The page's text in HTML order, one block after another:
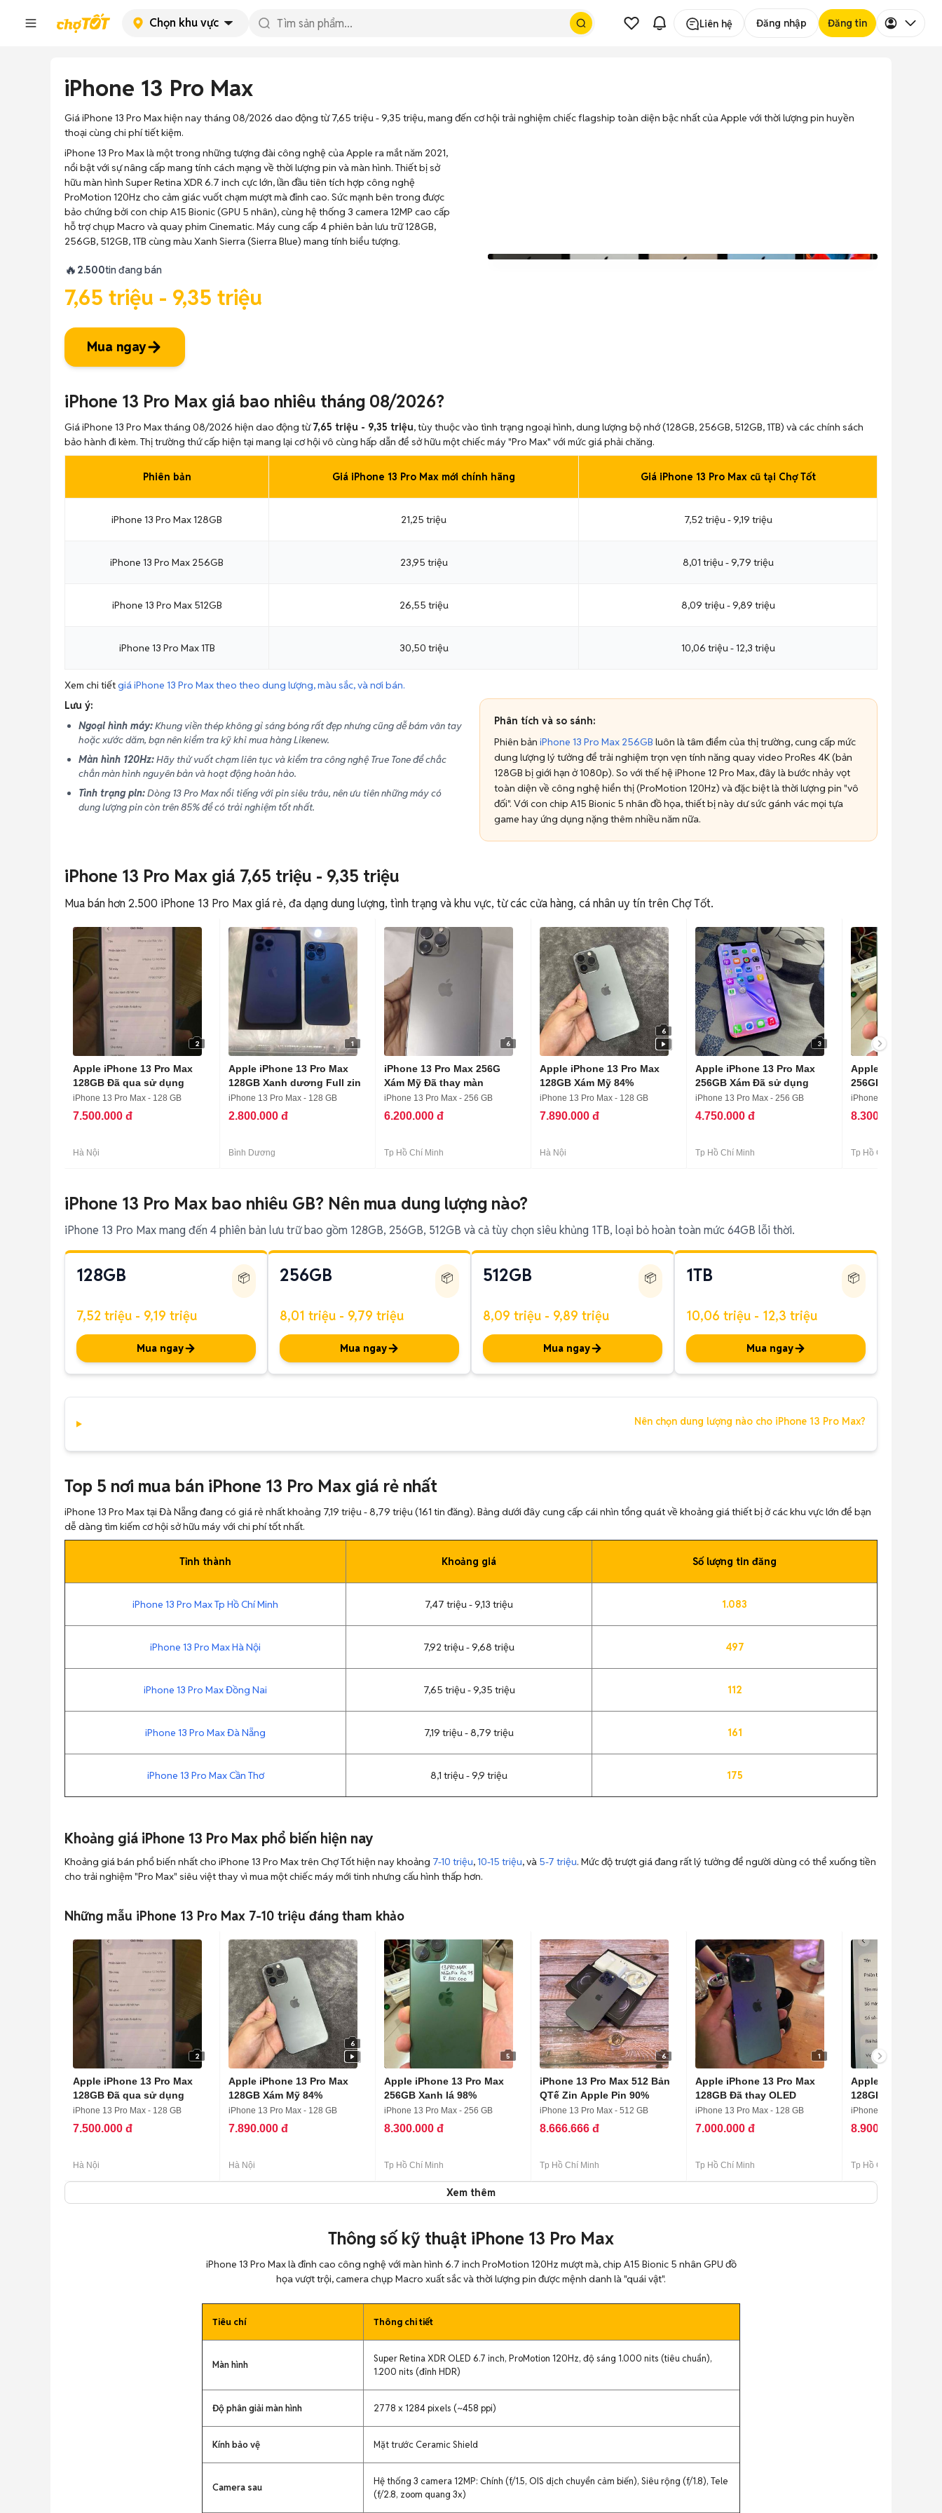
Chọn khu vực Liên hệ Đăng nhập Đăng tin
iPhone 13 Pro Max
Giá iPhone 13 Pro Max hiện nay tháng 08/2026 dao động từ 7,65 triệu - 9,35 triệu, mang đến cơ hội trải nghiệm chiếc flagship toàn diện bậc nhất của Apple với thời lượng pin huyền
thoại cùng chi phí tiết kiệm.
iPhone 13 Pro Max là một trong những tượng đài công nghệ của Apple ra mắt năm 2021,
nổi bật với sự nâng cấp mang tính cách mạng về thời lượng pin và màn hình. Thiết bị sở
hữu màn hình Super Retina XDR 6.7 inch cực lớn, lần đầu tiên tích hợp công nghệ
ProMotion 120Hz cho cảm giác vuốt chạm mượt mà đỉnh cao. Sức mạnh bên trong được
bảo chứng bởi con chip A15 Bionic (GPU 5 nhân), cùng hệ thống 3 camera 12MP cao cấp
hỗ trợ chụp Macro và quay phim Cinematic. Máy cung cấp 4 phiên bản lưu trữ 128GB,
256GB, 512GB, 1TB cùng màu Xanh Sierra (Sierra Blue) mang tính biểu tượng.
🔥 2.500tin đang bán
7,65 triệu - 9,35 triệu
Mua ngay
iPhone 13 Pro Max giá bao nhiêu tháng 08/2026?
Giá iPhone 13 Pro Max tháng 08/2026 hiện dao động từ7,65 triệu - 9,35 triệu, tùy thuộc vào tình trạng ngoại hình, dung lượng bộ nhớ (128GB, 256GB, 512GB, 1TB) và các chính sách
bảo hành đi kèm. Thị trường thứ cấp hiện tại mang lại cơ hội vô cùng hấp dẫn để sở hữu một chiếc máy "Pro Max" với mức giá phải chăng.
Phiên bản Giá iPhone 13 Pro Max mới chính hãng Giá iPhone 13 Pro Max cũ tại Chợ Tốt
iPhone 13 Pro Max 128GB 21,25 triệu 7,52 triệu - 9,19 triệu
iPhone 13 Pro Max 256GB 23,95 triệu 8,01 triệu - 9,79 triệu
iPhone 13 Pro Max 512GB 26,55 triệu 8,09 triệu - 9,89 triệu
iPhone 13 Pro Max 1TB 30,50 triệu 10,06 triệu - 12,3 triệu
Xem chi tiếtgiá iPhone 13 Pro Max theo theo dung lượng, màu sắc, và nơi bán.
Lưu ý:
Ngoại hình máy:Khung viền thép không gỉ sáng bóng rất đẹp nhưng cũng dễ bám vân tay
hoặc xước dăm, bạn nên kiểm tra kỹ khi mua hàng Likenew.
Màn hình 120Hz:Hãy thử vuốt chạm liên tục và kiểm tra công nghệ True Tone để chắc
chắn màn hình nguyên bản và hoạt động hoàn hảo.
Tình trạng pin:Dòng 13 Pro Max nổi tiếng với pin siêu trâu, nên ưu tiên những máy có
dung lượng pin còn trên 85% để có trải nghiệm tốt nhất.
Phân tích và so sánh:
Phiên bản iPhone 13 Pro Max 256GB luôn là tâm điểm của thị trường, cung cấp mức
dung lượng lý tưởng để trải nghiệm trọn vẹn tính năng quay video ProRes 4K (bản
128GB bị giới hạn ở 1080p). So với thế hệ iPhone 12 Pro Max, đây là bước nhảy vọt
toàn diện về công nghệ hiển thị (ProMotion 120Hz) và đặc biệt là thời lượng pin "vô
đối". Với con chip A15 Bionic 5 nhân đồ họa, thiết bị này dư sức gánh vác mọi tựa
game hay ứng dụng nặng thêm nhiều năm nữa.
iPhone 13 Pro Max giá 7,65 triệu - 9,35 triệu
Mua bán hơn 2.500 iPhone 13 Pro Max giá rẻ, đa dạng dung lượng, tình trạng và khu vực, từ các cửa hàng, cá nhân uy tín trên Chợ Tốt.
2
Apple iPhone 13 Pro Max
128GB Đã qua sử dụng
iPhone 13 Pro Max - 128 GB
7.500.000 đ
Hà Nội
1
Apple iPhone 13 Pro Max
128GB Xanh dương Full zin
iPhone 13 Pro Max - 128 GB
2.800.000 đ
Bình Dương
6
iPhone 13 Pro Max 256G
Xám Mỹ Đã thay màn
iPhone 13 Pro Max - 256 GB
6.200.000 đ
Tp Hồ Chí Minh
6
Apple iPhone 13 Pro Max
128GB Xám Mỹ 84%
iPhone 13 Pro Max - 128 GB
7.890.000 đ
Hà Nội
3
Apple iPhone 13 Pro Max
256GB Xám Đã sử dụng
iPhone 13 Pro Max - 256 GB
4.750.000 đ
Tp Hồ Chí Minh
Apple iPhone 13
256GB Xanh lá
iPhone 13 Pro Max -
8.300.000 đ
Tp Hồ Chí Minh
iPhone 13 Pro Max bao nhiêu GB? Nên mua dung lượng nào?
iPhone 13 Pro Max mang đến 4 phiên bản lưu trữ bao gồm 128GB, 256GB, 512GB và cả tùy chọn siêu khủng 1TB, loại bỏ hoàn toàn mức 64GB lỗi thời.
128GB 📦
7,52 triệu - 9,19 triệu
Mua ngay
256GB 📦
8,01 triệu - 9,79 triệu
Mua ngay
512GB 📦
8,09 triệu - 9,89 triệu
Mua ngay
1TB 📦
10,06 triệu - 12,3 triệu
Mua ngay
Nên chọn dung lượng nào cho iPhone 13 Pro Max?
Top 5 nơi mua bán iPhone 13 Pro Max giá rẻ nhất
iPhone 13 Pro Max tại Đà Nẵng đang có giá rẻ nhất khoảng 7,19 triệu - 8,79 triệu (161 tin đăng). Bảng dưới đây cung cấp cái nhìn tổng quát về khoảng giá thiết bị ở các khu vực lớn để bạn
dễ dàng tìm kiếm cơ hội sở hữu máy với chi phí tốt nhất.
Tỉnh thành Khoảng giá Số lượng tin đăng
iPhone 13 Pro Max Tp Hồ Chí Minh 7,47 triệu - 9,13 triệu 1.083
iPhone 13 Pro Max Hà Nội 7,92 triệu - 9,68 triệu 497
iPhone 13 Pro Max Đồng Nai 7,65 triệu - 9,35 triệu 112
iPhone 13 Pro Max Đà Nẵng 7,19 triệu - 8,79 triệu 161
iPhone 13 Pro Max Cần Thơ 8,1 triệu - 9,9 triệu 175
Khoảng giá iPhone 13 Pro Max phổ biến hiện nay
Khoảng giá bán phổ biến nhất cho iPhone 13 Pro Max trên Chợ Tốt hiện nay khoảng 7-10 triệu,10-15 triệu, và 5-7 triệu. Mức độ trượt giá đang rất lý tưởng để người dùng có thể xuống tiền
cho trải nghiệm "Pro Max" siêu việt thay vì mua một chiếc máy mới tinh nhưng cấu hình thấp hơn.
Những mẫu iPhone 13 Pro Max 7-10 triệu đáng tham khảo
2
Apple iPhone 13 Pro Max
128GB Đã qua sử dụng
iPhone 13 Pro Max - 128 GB
7.500.000 đ
Hà Nội
6
Apple iPhone 13 Pro Max
128GB Xám Mỹ 84%
iPhone 13 Pro Max - 128 GB
7.890.000 đ
Hà Nội
5
Apple iPhone 13 Pro Max
256GB Xanh lá 98%
iPhone 13 Pro Max - 256 GB
8.300.000 đ
Tp Hồ Chí Minh
6
iPhone 13 Pro Max 512 Bản
QTế Zin Apple Pin 90%
iPhone 13 Pro Max - 512 GB
8.666.666 đ
Tp Hồ Chí Minh
1
Apple iPhone 13 Pro Max
128GB Đã thay OLED
iPhone 13 Pro Max - 128 GB
7.000.000 đ
Tp Hồ Chí Minh
Apple iPhone 13
128GB
iPhone 13 Pro Max -
8.900.000 đ
Tp Hồ Chí Minh
Xem thêm
Thông số kỹ thuật iPhone 13 Pro Max
iPhone 13 Pro Max là đỉnh cao công nghệ với màn hình 6.7 inch ProMotion 120Hz mượt mà, chip A15 Bionic 5 nhân GPU đồ
họa vượt trội, camera chụp Macro xuất sắc và thời lượng pin được mệnh danh là "quái vật".
Tiêu chí Thông chi tiết
Màn hình
Super Retina XDR OLED 6.7 inch, ProMotion 120Hz, độ sáng 1.000 nits (tiêu chuẩn),
1.200 nits (đỉnh HDR)
Độ phân giải màn hình 2778 x 1284 pixels (~458 ppi)
Kính bảo vệ Mặt trước Ceramic Shield
Camera sau
Hệ thống 3 camera 12MP: Chính (f/1.5, OIS dịch chuyển cảm biến), Siêu rộng (f/1.8), Tele
(f/2.8, zoom quang 3x)